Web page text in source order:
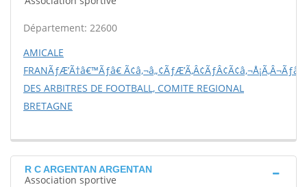
Département: 22600
AMICALE
FRANÃƒÆ’Ã†â€™Ãƒâ€
DES ARBITRES DE FOOTBALL, COMITE REGIONAL
BRETAGNE
R C ARGENTAN ARGENTAN
Association sportive